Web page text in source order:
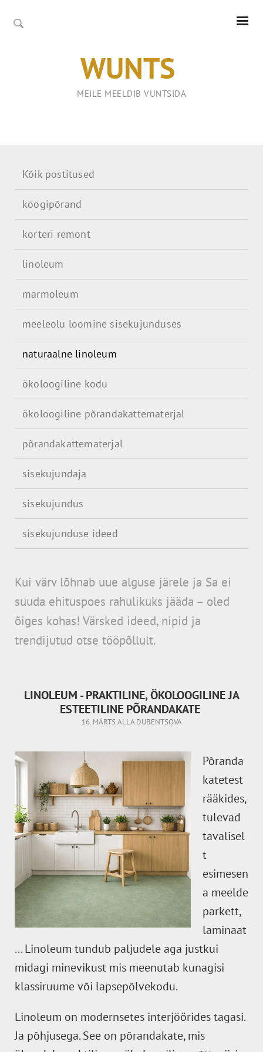
WUNTS
MEILE MEELDIB VUNTSIDA
Kõik postitused
köögipõrand
korteri remont
linoleum
marmoleum
meeleolu loomine sisekujunduses
naturaalne linoleum
ökoloogiline kodu
ökoloogiline põrandakattematerjal
põrandakattematerjal
sisekujundaja
sisekujundus
sisekujunduse ideed
Kui värv lõhnab uue alguse järele ja Sa ei
suuda ehituspoes rahulikuks jääda – oled
õiges kohas! Värsked ideed, nipid ja
trendijutud otse tööpõllult.
LINOLEUM - PRAKTILINE, ÖKOLOOGILINE JA
ESTEETILINE PÕRANDAKATE
16. MÄRTS ALLA DUBENTSOVA
Põranda
katetest
rääkides,
tulevad
tavalisel
t
esimesen
a meelde
parkett,
laminaat
... Linoleum tundub paljudele aga justkui
midagi minevikust mis meenutab kunagisi
klassiruume või lapsepõlvekodu.
Linoleum on modernsetes interjöörides tagasi.
Ja põhjusega. See on põrandakate, mis